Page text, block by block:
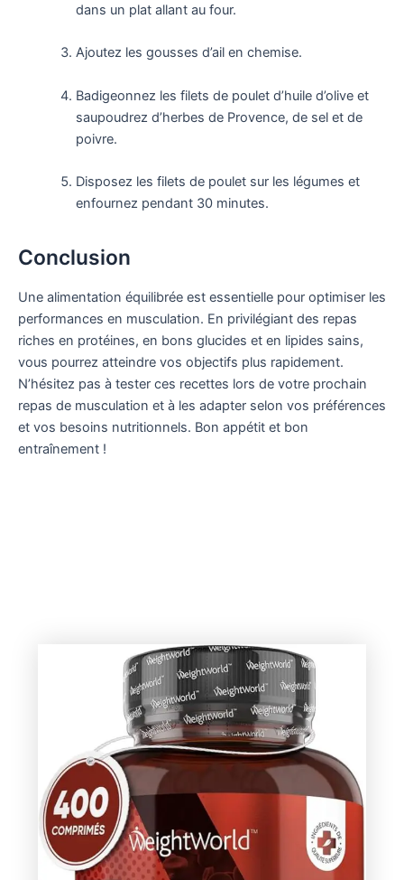
dans un plat allant au four.
Ajoutez les gousses d’ail en chemise.
Badigeonnez les filets de poulet d’huile d’olive et
saupoudrez d’herbes de Provence, de sel et de
poivre.
Disposez les filets de poulet sur les légumes et
enfournez pendant 30 minutes.
Conclusion
Une alimentation équilibrée est essentielle pour optimiser les
performances en musculation. En privilégiant des repas
riches en protéines, en bons glucides et en lipides sains,
vous pourrez atteindre vos objectifs plus rapidement.
N’hésitez pas à tester ces recettes lors de votre prochain
repas de musculation et à les adapter selon vos préférences
et vos besoins nutritionnels. Bon appétit et bon
entraînement !